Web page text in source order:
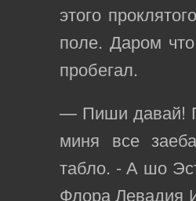
этого
поле. Даром
пробегал.
— Пиши давай!
миня все
табло. - А шо
Флора Левадия